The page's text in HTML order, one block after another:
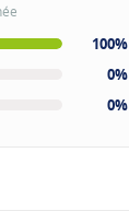
100%
0%
0%